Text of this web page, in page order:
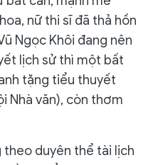
nữ thi sĩ đã thả hồn
Ngọc Khôi đang nên
lịch sử thì một bất
tặng tiểu thuyết
Nhà văn), còn thơm
theo duyên thể tài lịch